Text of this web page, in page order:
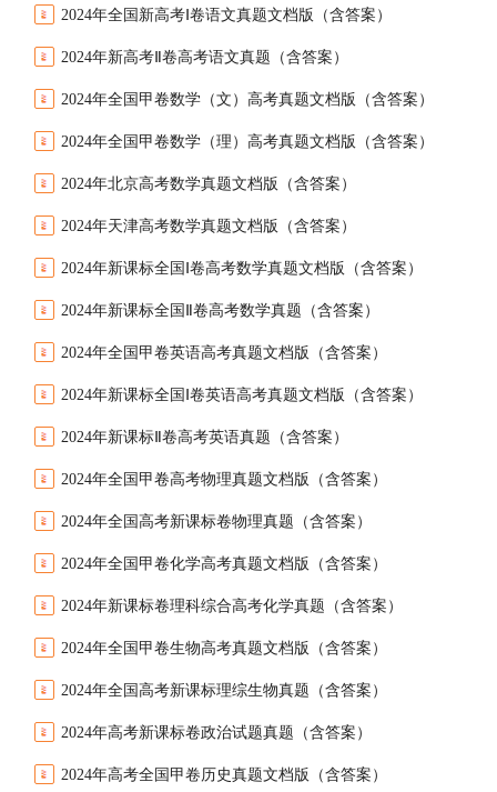
2024年全国新高考Ⅰ卷语文真题文档版（含答案）
2024年新高考Ⅱ卷高考语文真题（含答案）
2024年全国甲卷数学（文）高考真题文档版（含答案）
2024年全国甲卷数学（理）高考真题文档版（含答案）
2024年北京高考数学真题文档版（含答案）
2024年天津高考数学真题文档版（含答案）
2024年新课标全国Ⅰ卷高考数学真题文档版（含答案）
2024年新课标全国Ⅱ卷高考数学真题（含答案）
2024年全国甲卷英语高考真题文档版（含答案）
2024年新课标全国Ⅰ卷英语高考真题文档版（含答案）
2024年新课标Ⅱ卷高考英语真题（含答案）
2024年全国甲卷高考物理真题文档版（含答案）
2024年全国高考新课标卷物理真题（含答案）
2024年全国甲卷化学高考真题文档版（含答案）
2024年新课标卷理科综合高考化学真题（含答案）
2024年全国甲卷生物高考真题文档版（含答案）
2024年全国高考新课标理综生物真题（含答案）
2024年高考新课标卷政治试题真题（含答案）
2024年高考全国甲卷历史真题文档版（含答案）